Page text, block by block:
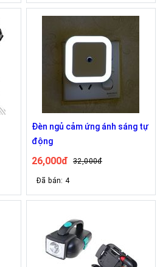
Đèn ngủ cảm ứng ánh sáng tự
động
26,000đ 32,000đ
Đã bán: 4